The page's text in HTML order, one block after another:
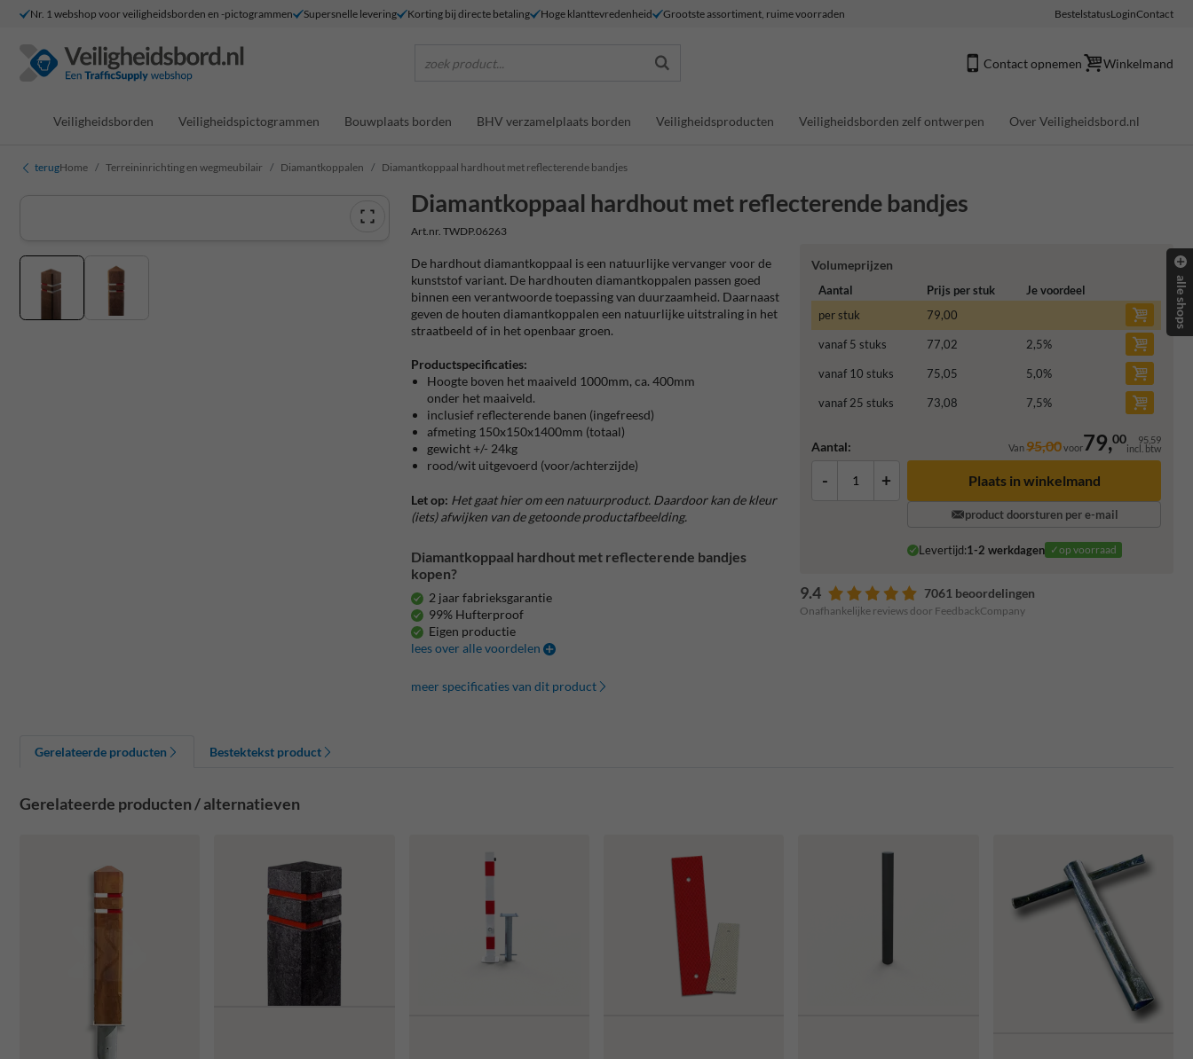
Nr. 1 webshop voor veiligheidsborden en -pictogrammen Supersnelle levering Korting bij directe betaling Hoge klanttevredenheid Grootste assortiment, ruime voorraden BestelstatusLoginContact
zoek product... Contact opnemen Winkelmand
Veiligheidsborden Veiligheidspictogrammen Bouwplaats borden BHV verzamelplaats borden Veiligheidsproducten Veiligheidsborden zelf ontwerpen Over Veiligheidsbord.nl
terugHome Terreininrichting en wegmeubilair Diamantkoppalen Diamantkoppaal hardhout met reflecterende bandjes
Diamantkoppaal hardhout met reflecterende bandjes
Art.nr. TWDP.06263
Volumeprijzen
Aantal Prijs per stuk
Je voordeel
per stuk
79,00
vanaf 5 stuks 77,02 2,5%
vanaf 10 stuks 75,05 5,0%
vanaf 25 stuks 73,08 7,5%
Aantal: Van95,00voor79,00 95,59
incl. btw
- + Plaats in winkelmand
product doorsturen per e-mail
Levertijd:1-2 werkdagen ✓op voorraad
9.4 7061 beoordelingen
Onafhankelijke reviews door FeedbackCompany
De hardhout diamantkoppaal is een natuurlijke vervanger voor de
kunststof variant. De hardhouten diamantkoppalen passen goed
binnen een verantwoorde toepassing van duurzaamheid. Daarnaast
geven de houten diamantkoppalen een natuurlijke uitstraling in het
straatbeeld of in het openbaar groen.
Productspecificaties:
Hoogte boven het maaiveld 1000mm, ca. 400mm
onder het maaiveld.
inclusief reflecterende banen (ingefreesd)
afmeting 150x150x1400mm (totaal)
gewicht +/- 24kg
rood/wit uitgevoerd (voor/achterzijde)
Let op: Het gaat hier om een natuurproduct. Daardoor kan de kleur
(iets) afwijken van de getoonde productafbeelding.
Diamantkoppaal hardhout met reflecterende bandjes
kopen?
2 jaar fabrieksgarantie
99% Hufterproof
Eigen productie
lees over alle voordelen
meer specificaties van dit product
Gerelateerde producten Bestektekst product
Gerelateerde producten / alternatieven
alle shops